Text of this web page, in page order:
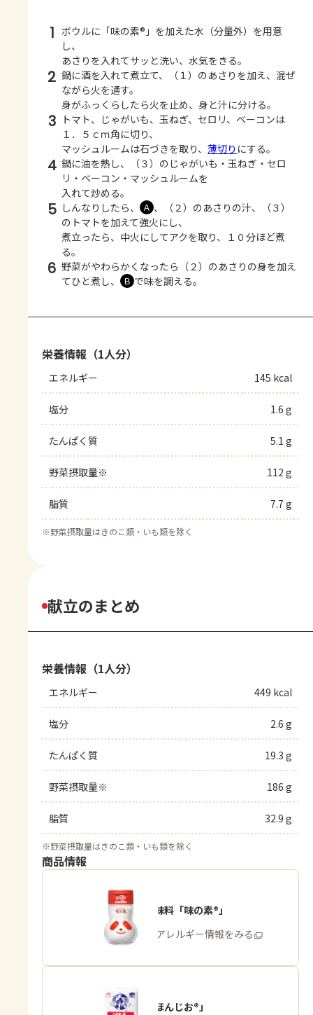
1 ボウルに「味の素®」を加えた水（分量外）を用意
し、
あさりを入れてサッと洗い、水気をきる。
2 鍋に酒を入れて煮立て、（１）のあさりを加え、混ぜ
ながら火を通す。
身がふっくらしたら火を止め、身と汁に分ける。
3
トマト、じゃがいも、玉ねぎ、セロリ、ベーコンは
１．５ｃｍ角に切り、
マッシュルームは石づきを取り、 薄切り にする。
4 鍋に油を熱し、（３）のじゃがいも・玉ねぎ・セロ
リ・ベーコン・マッシュルームを
入れて炒める。
5 しんなりしたら、 Ａ 、（２）のあさりの汁、（３）
のトマトを加えて強火にし、
煮立ったら、中火にしてアクを取り、１０分ほど煮
る。
6 野菜がやわらかくなったら（２）のあさりの身を加え
てひと煮し、
Ｂ で味を調える。
栄養情報（1人分）
エネルギー 145 kcal
塩分 1.6 g
たんぱく質 5.1 g
野菜摂取量※ 112 g
脂質 7.7 g
※野菜摂取量はきのこ類・いも類を除く
献立のまとめ
栄養情報（1人分）
エネルギー 449 kcal
塩分 2.6 g
たんぱく質 19.3 g
野菜摂取量※ 186 g
脂質 32.9 g
※野菜摂取量はきのこ類・いも類を除く
商品情報
うま味調味料「味の素®」
商品・アレルギー情報をみる
「瀬戸のほんじお®」